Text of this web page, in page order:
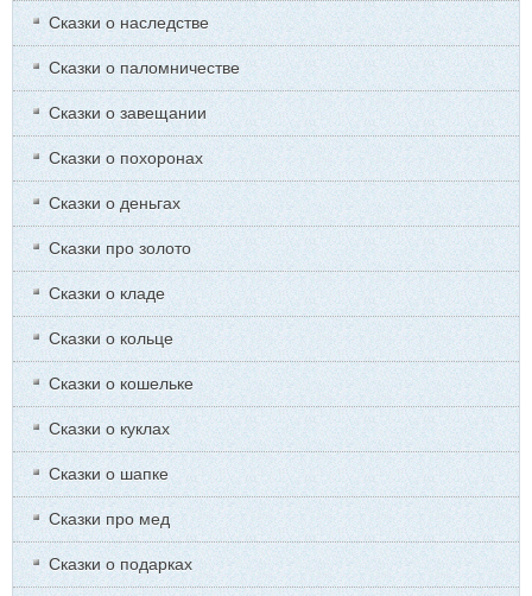
Сказки о наследстве
Сказки о паломничестве
Сказки о завещании
Сказки о похоронах
Сказки о деньгах
Сказки про золото
Сказки о кладе
Сказки о кольце
Сказки о кошельке
Сказки о куклах
Сказки о шапке
Сказки про мед
Сказки о подарках